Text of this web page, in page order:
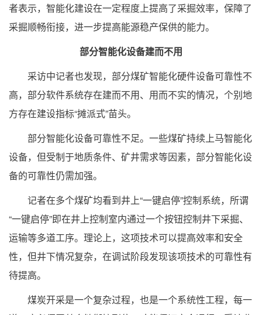
者表示，智能化建设在一定程度上提高了采掘效率，保障了
采掘顺畅衔接，进一步提高能源稳产保供的能力。
部分智能化设备建而不用
采访中记者也发现，部分煤矿智能化硬件设备可靠性不
高，部分软件系统存在建而不用、用而不实的情况，个别地
方存在建设指标“摊派式”苗头。
部分智能化设备可靠性不足。一些煤矿持续上马智能化
设备，但受制于地质条件、矿井需求等因素，部分智能化设
备的可靠性仍需加强。
记者在多个煤矿均看到井上“一键启停”控制系统，所谓
“一键启停”即在井上控制室内通过一个按钮控制井下采掘、
运输等多道工序。理论上，这项技术可以提高效率和安全
性，但井下情况复杂，在调试阶段发现该项技术的可靠性有
待提高。
煤炭开采是一个复杂过程，也是一个系统性工程，每一